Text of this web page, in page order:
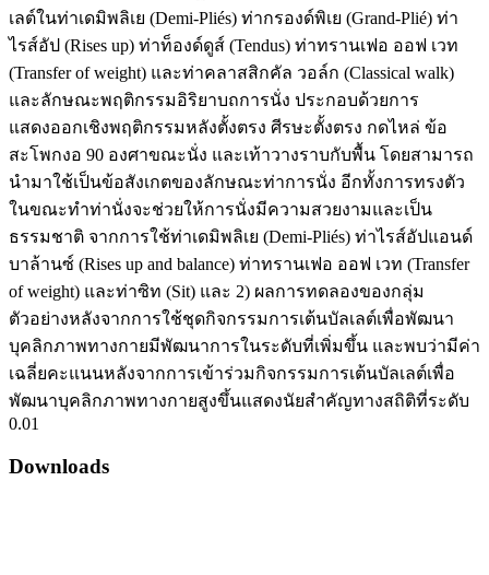
เลต์ในท่าเดมิพลิเย (Demi-Pliés) ท่ากรองด์พิเย (Grand-Plié) ท่า
ไรส์อัป (Rises up) ท่าท็องด์ดูส์ (Tendus) ท่าทรานเฟอ ออฟ เวท
(Transfer of weight) และท่าคลาสสิกคัล วอล์ก (Classical walk)
และลักษณะพฤติกรรมอิริยาบถการนั่ง ประกอบด้วยการ
แสดงออกเชิงพฤติกรรมหลังตั้งตรง ศีรษะตั้งตรง กดไหล่ ข้อ
สะโพกงอ 90 องศาขณะนั่ง และเท้าวางราบกับพื้น โดยสามารถ
นำมาใช้เป็นข้อสังเกตของลักษณะท่าการนั่ง อีกทั้งการทรงตัว
ในขณะทำท่านั่งจะช่วยให้การนั่งมีความสวยงามและเป็น
ธรรมชาติ จากการใช้ท่าเดมิพลิเย (Demi-Pliés) ท่าไรส์อัปแอนด์
บาล้านซ์ (Rises up and balance) ท่าทรานเฟอ ออฟ เวท (Transfer
of weight) และท่าซิท (Sit) และ 2) ผลการทดลองของกลุ่ม
ตัวอย่างหลังจากการใช้ชุดกิจกรรมการเต้นบัลเลต์เพื่อพัฒนา
บุคลิกภาพทางกายมีพัฒนาการในระดับที่เพิ่มขึ้น และพบว่ามีค่า
เฉลี่ยคะแนนหลังจากการเข้าร่วมกิจกรรมการเต้นบัลเลต์เพื่อ
พัฒนาบุคลิกภาพทางกายสูงขึ้นแสดงนัยสำคัญทางสถิติที่ระดับ
0.01
Downloads